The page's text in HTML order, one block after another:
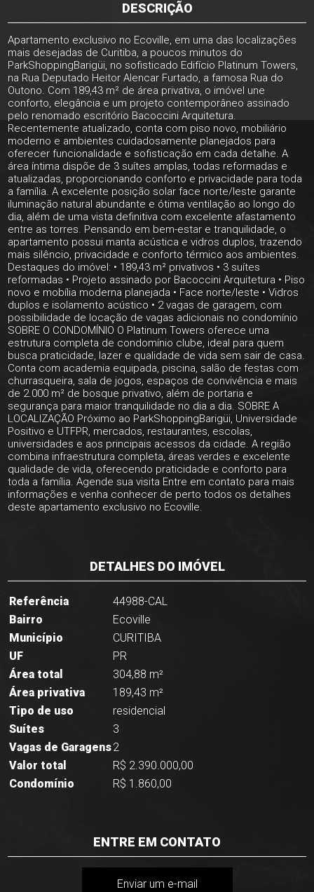
DESCRIÇÃO
Apartamento exclusivo no Ecoville, em uma das localizações
mais desejadas de Curitiba, a poucos minutos do
ParkShoppingBarigüi, no sofisticado Edifício Platinum Towers,
na Rua Deputado Heitor Alencar Furtado, a famosa Rua do
Outono. Com 189,43 m² de área privativa, o imóvel une
conforto, elegância e um projeto contemporâneo assinado
pelo renomado escritório Bacoccini Arquitetura.
Recentemente atualizado, conta com piso novo, mobiliário
moderno e ambientes cuidadosamente planejados para
oferecer funcionalidade e sofisticação em cada detalhe. A
área íntima dispõe de 3 suítes amplas, todas reformadas e
atualizadas, proporcionando conforto e privacidade para toda
a família. A excelente posição solar face norte/leste garante
iluminação natural abundante e ótima ventilação ao longo do
dia, além de uma vista definitiva com excelente afastamento
entre as torres. Pensando em bem-estar e tranquilidade, o
apartamento possui manta acústica e vidros duplos, trazendo
mais silêncio, privacidade e conforto térmico aos ambientes.
Destaques do imóvel: • 189,43 m² privativos • 3 suítes
reformadas • Projeto assinado por Bacoccini Arquitetura • Piso
novo e mobília moderna planejada • Face norte/leste • Vidros
duplos e isolamento acústico • 2 vagas de garagem, com
possibilidade de locação de vagas adicionais no condomínio
SOBRE O CONDOMÍNIO O Platinum Towers oferece uma
estrutura completa de condomínio clube, ideal para quem
busca praticidade, lazer e qualidade de vida sem sair de casa.
Conta com academia equipada, piscina, salão de festas com
churrasqueira, sala de jogos, espaços de convivência e mais
de 2.000 m² de bosque privativo, além de portaria e
segurança para maior tranquilidade no dia a dia. SOBRE A
LOCALIZAÇÃO Próximo ao ParkShoppingBarigüi, Universidade
Positivo e UTFPR, mercados, restaurantes, escolas,
universidades e aos principais acessos da cidade. A região
combina infraestrutura completa, áreas verdes e excelente
qualidade de vida, oferecendo praticidade e conforto para
toda a família. Agende sua visita Entre em contato para mais
informações e venha conhecer de perto todos os detalhes
deste apartamento exclusivo no Ecoville.
DETALHES DO IMÓVEL
Referência
44988-CAL
Bairro
Ecoville
Município
CURITIBA
UF
PR
Área total
304,88 m²
Área privativa
189,43 m²
Tipo de uso
residencial
Suítes
3
Vagas de Garagens2
Valor total
R$ 2.390.000,00
Condomínio
R$ 1.860,00
ENTRE EM CONTATO
Enviar um e-mail